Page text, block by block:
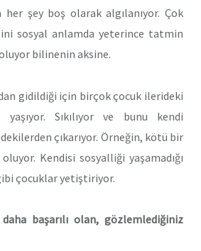
her şey boş olarak algılanıyor. Çok
sosyal anlamda yeterince tatmin
bilinenin aksine.
gidildiği için birçok çocuk ilerideki
yaşıyor. Sıkılıyor ve bunu kendi
çıkarıyor. Örneğin, kötü bir
Kendisi sosyalliği yaşamadığı
çocuklar yetiştiriyor.
başarılı olan, gözlemlediğiniz